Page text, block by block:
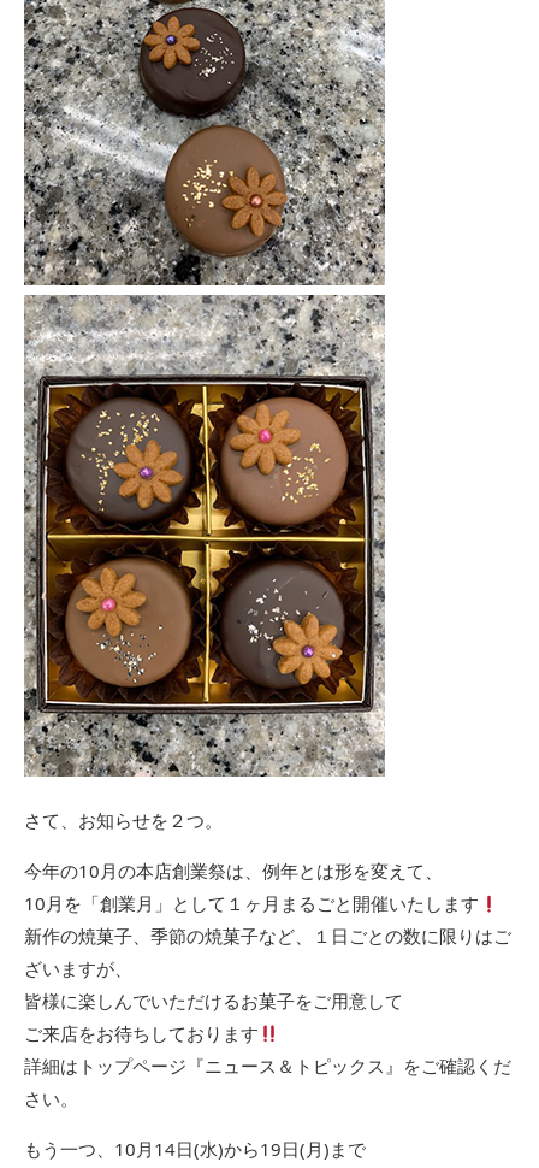
さて、お知らせを２つ。
今年の10月の本店創業祭は、例年とは形を変えて、
10月を「創業月」として１ヶ月まるごと開催いたします
新作の焼菓子、季節の焼菓子など、１日ごとの数に限りはご
ざいますが、
皆様に楽しんでいただけるお菓子をご用意して
ご来店をお待ちしております
詳細はトップページ『ニュース＆トピックス』をご確認くだ
さい。
もう一つ、10月14日(水)から19日(月)まで